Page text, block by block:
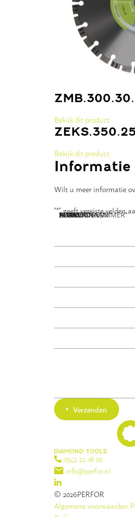
Bekijk dit product
Bekijk dit product
Informatie
Wilt u meer informatie
"*" geeft vereiste velden
NAAM*
BEDRIJFSNAAM*
E-MAILADRES*
TELEFOONNUMMER*
POSTCODE
ADRES
BERICHT*
Verzenden
0342 22 18 00
info@perfor.nl
© 2026PERFOR
Algemene voorwaarden